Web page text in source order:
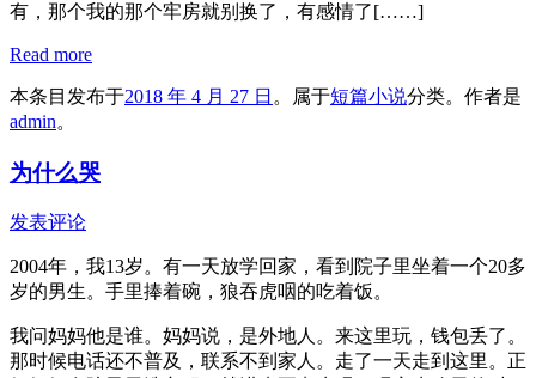
有，那个我的那个牢房就别换了，有感情了[……]
Read more
本条目发布于2018 年 4 月 27 日 。属于短篇小说分类。 作者是
admin。
为什么哭
发表评论
2004年，我13岁。有一天放学回家，看到院子里坐着一个20多
岁的男生。手里捧着碗，狼吞虎咽的吃着饭。
我问妈妈他是谁。妈妈说，是外地人。来这里玩，钱包丢了。
那时候电话还不普及，联系不到家人。走了一天走到这里。正